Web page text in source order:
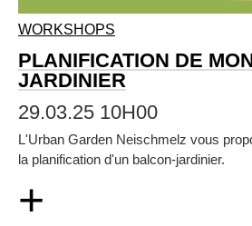
WORKSHOPS
PLANIFICATION DE
JARDINIER
29.03.25 10H00
L'Urban Garden Neischmelz vous
la planification d'un balcon-jardinier.
+